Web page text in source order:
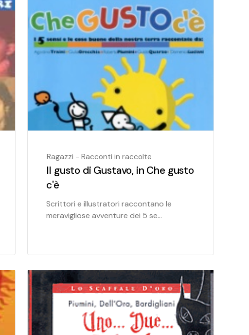
Ragazzi - Racconti in raccolte
Il gusto di Gustavo, in Che gusto
c'è
Scrittori e illustratori raccontano le
meravigliose avventure dei 5 se...